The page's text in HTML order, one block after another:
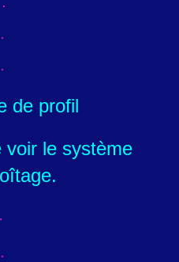
de profil
voir le système